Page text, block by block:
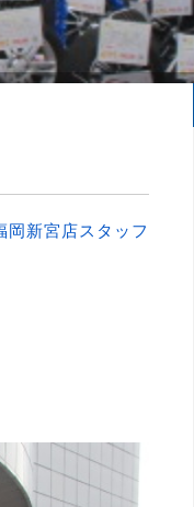
岡新宮店スタッフ